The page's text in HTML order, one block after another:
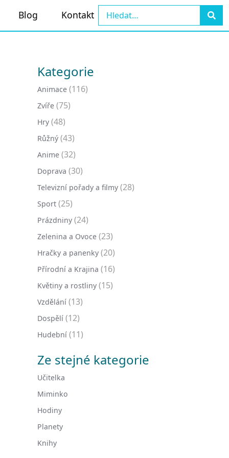
Blog Kontakt
Kategorie
Animace (116)
Zvíře (75)
Hry (48)
Růžný (43)
Anime (32)
Doprava (30)
Televizní pořady a filmy (28)
Sport (25)
Prázdniny (24)
Zelenina a Ovoce (23)
Hračky a panenky (20)
Přírodní a Krajina (16)
Květiny a rostliny (15)
Vzdělání (13)
Dospělí (12)
Hudební (11)
Ze stejné kategorie
Učitelka
Miminko
Hodiny
Planety
Knihy